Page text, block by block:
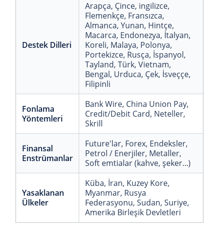
Destek Dilleri
Arapça, Çince, ingilizce,
Flemenkçe, Fransızca,
Almanca, Yunan, Hintçe,
Macarca, Endonezya, İtalyan,
Koreli, Malaya, Polonya,
Portekizce, Rusça, İspanyol,
Tayland, Türk, Vietnam,
Bengal, Urduca, Çek, İsveççe,
Filipinli
Fonlama
Yöntemleri
Bank Wire, China Union Pay,
Credit/Debit Card, Neteller,
Skrill
Finansal
Enstrümanlar
Future'lar, Forex, Endeksler,
Petrol / Enerjiler, Metaller,
Soft emtialar (kahve, şeker...)
Yasaklanan
Ülkeler
Küba, İran, Kuzey Kore,
Myanmar, Rusya
Federasyonu, Sudan, Suriye,
Amerika Birleşik Devletleri